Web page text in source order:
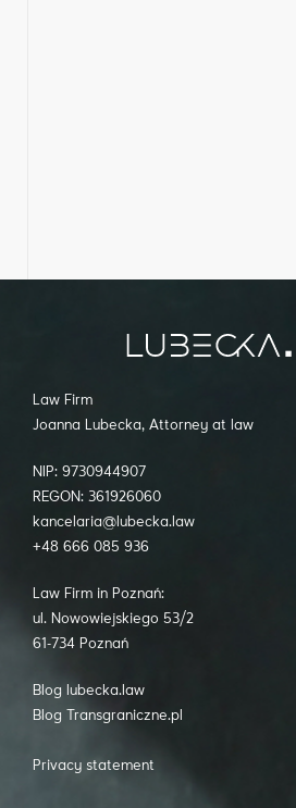
Law Firm
Joanna Lubecka, Attorney at law
NIP: 9730944907
REGON: 361926060
kancelaria@lubecka.law
+48 666 085 936
Law Firm in Poznań:
ul. Nowowiejskiego 53/2
61-734 Poznań
Blog lubecka.law
Blog Transgraniczne.pl
Privacy statement